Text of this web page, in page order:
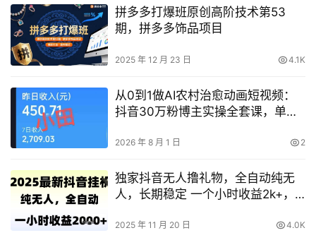
拼多多打爆班原创高阶技术第53
期，拼多多饰品项目
2025 年 12 月 23 日 4.1K
从0到1做AI农村治愈动画短视频：
抖音30万粉博主实操全套课，单条
益，日入400+
2026 年 8 月 1 日 2
独家抖音无人撸礼物，全自动纯无
人，长期稳定 一个小时收益2k+，
2025 年 11 月 20 日 4.0K